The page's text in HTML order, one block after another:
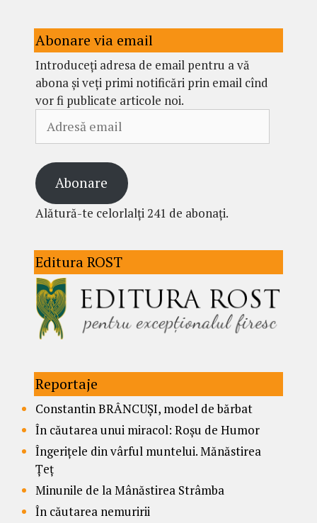
Abonare via email
Introduceți adresa de email pentru a vă
abona și veți primi notificări prin email cînd
vor fi publicate articole noi.
email
Abonare
Alătură-te celorlalți 241 de abonați.
Editura ROST
Reportaje
Constantin BRÂNCUȘI, model de bărbat
În căutarea unui miracol: Roșu de Humor
Îngerițele din vârful muntelui. Mănăstirea
Țeț
Minunile de la Mânăstirea Strâmba
În căutarea nemuririi